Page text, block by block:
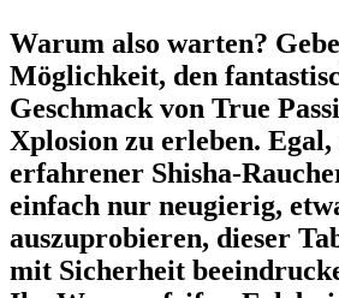
Warum also warten?
Möglichkeit, den
Geschmack von True
Xplosion zu erleben. Egal,
erfahrener Shisha-
einfach nur neugierig,
auszuprobieren, dieser
mit Sicherheit